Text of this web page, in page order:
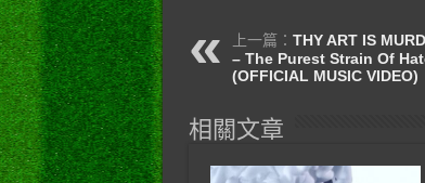
上一篇： THY ART IS
– The Purest Strain Of
(OFFICIAL MUSIC VIDEO)
相關文章